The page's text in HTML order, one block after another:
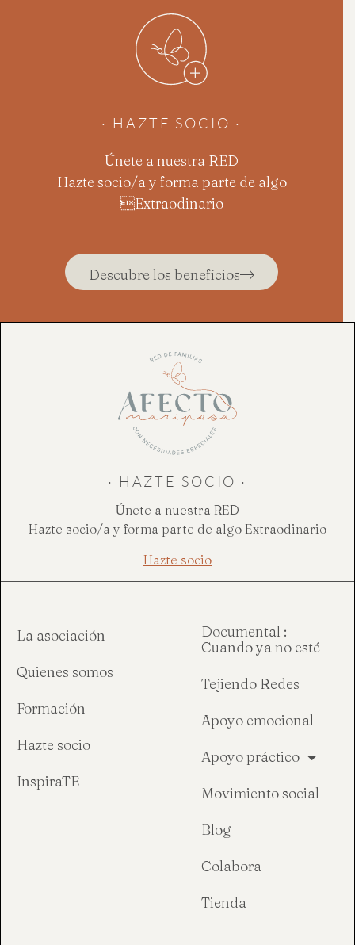
· HAZTE SOCIO ·
Únete a nuestra RED
Hazte socio/a y forma parte de algo
Extraodinario
Descubre los beneficios
· HAZTE SOCIO ·
Únete a nuestra RED
Hazte socio/a y forma parte de algo Extraodinario
Hazte socio
La asociación
Quienes somos
Formación
Hazte socio
InspiraTE
Documental :
Cuando ya no esté
Tejiendo Redes
Apoyo emocional
Apoyo práctico
Movimiento social
Blog
Colabora
Tienda